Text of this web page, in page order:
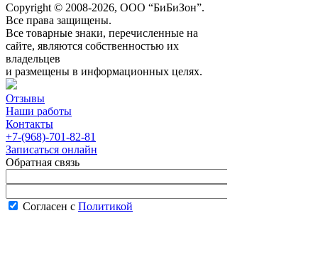
Copyright © 2008-2026, ООО “БиБиЗон”.
Все права защищены.
Все товарные знаки, перечисленные на
сайте, являются собственностью их
владельцев
и размещены в информационных целях.
Отзывы
Наши работы
Контакты
+7-(968)-701-82-81
Записаться онлайн
Обратная связь
Согласен с Политикой